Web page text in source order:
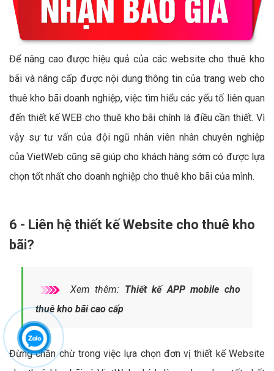
Để nâng cao được hiệu quả của các website cho thuê kho
bãi và nâng cấp được nội dung thông tin của trang web cho
thuê kho bãi doanh nghiệp, việc tìm hiểu các yếu tố liên quan
đến thiết kế WEB cho thuê kho bãi chính là điều cần thiết. Vì
vậy sự tư vấn của đội ngũ nhân viên nhân chuyên nghiệp
của VietWeb cũng sẽ giúp cho khách hàng sớm có được lựa
chọn tốt nhất cho doanh nghiệp cho thuê kho bãi của mình.
6 - Liên hệ thiết kế Website cho thuê kho
bãi?
Xem thêm: Thiết kế APP mobile cho
thuê kho bãi cao cấp
Đừng chần chừ trong việc lựa chọn đơn vị thiết kế Website